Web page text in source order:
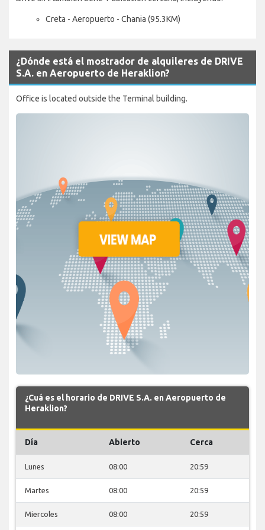
Creta - Aeropuerto - Chania (95.3KM)
¿Dónde está el mostrador de alquileres de DRIVE
S.A. en Aeropuerto de Heraklion?
Office is located outside the Terminal building.
¿Cuá es el horario de DRIVE S.A. en Aeropuerto de
Heraklion?
Día Abierto Cerca
Lunes 08:00 20:59
Martes 08:00 20:59
Miercoles 08:00 20:59